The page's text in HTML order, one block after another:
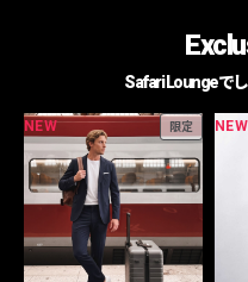
Safari Loungeで
NEW 限定 NEW